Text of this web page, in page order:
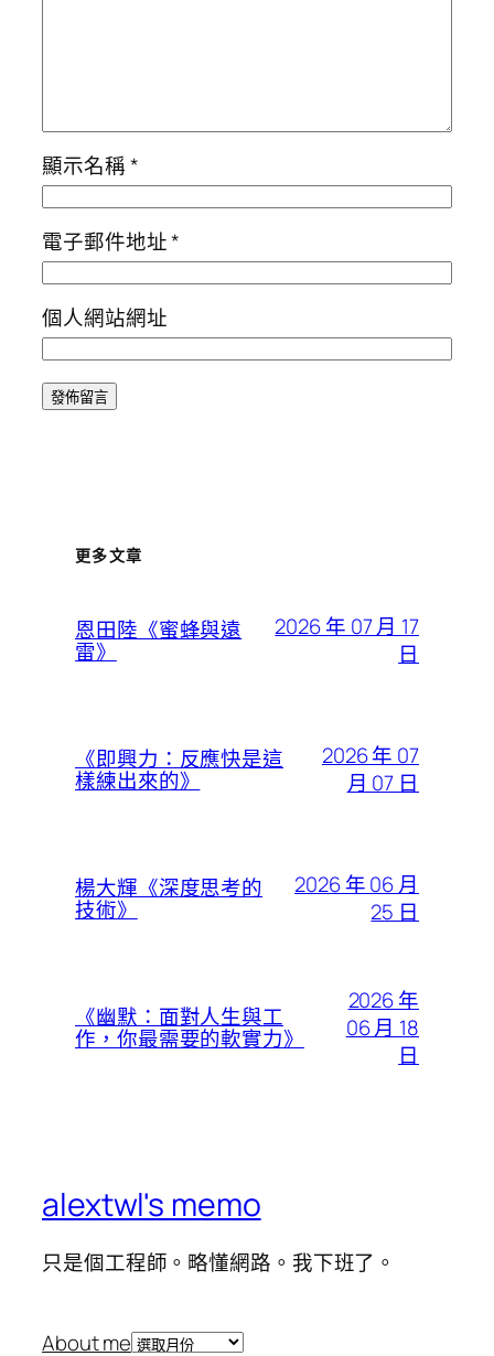
顯示名稱*
電子郵件地址*
個人網站網址
更多文章
恩田陸《蜜蜂與遠
雷》
2026 年 07 月 17
日
《即興力：反應快是這
樣練出來的》
2026 年 07
月 07 日
楊大輝《深度思考的
技術》
2026 年 06 月
25 日
《幽默：面對人生與工
作，你最需要的軟實力》
2026 年
06 月 18
日
alextwl's memo
只是個工程師。略懂網路。我下班了。
About me彙